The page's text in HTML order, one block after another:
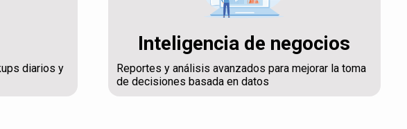
diarios y
Inteligencia de negocios
Reportes y análisis avanzados para mejorar la toma
de decisiones basada en datos